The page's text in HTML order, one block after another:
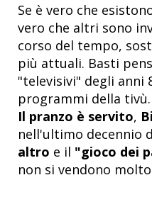
Se è vero che
vero che altri sono
corso del tempo,
più attuali. Basti
"televisivi" degli anni
programmi della
Il pranzo è servito,
nell'ultimo decennio
altro e il "gioco dei
non si vendono